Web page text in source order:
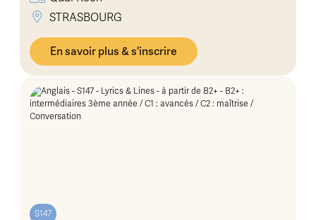
STRASBOURG
En savoir plus & s'inscrire
S147